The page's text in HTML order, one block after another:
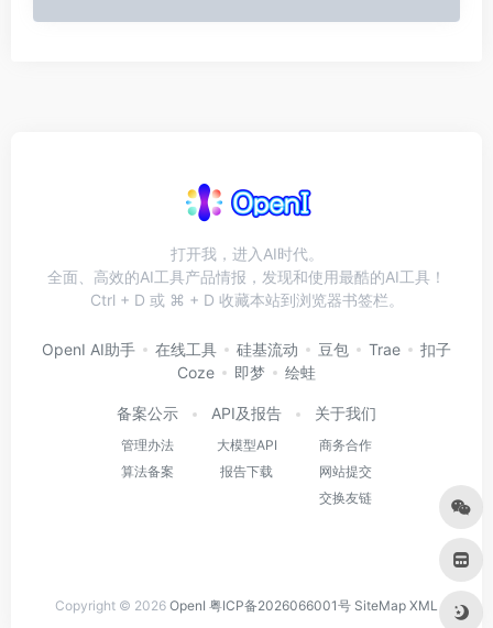
打开我，进入AI时代。
全面、高效的AI工具产品情报，发现和使用最酷的AI工具！
Ctrl + D 或 ⌘ + D 收藏本站到浏览器书签栏。
OpenI AI助手 在线工具 硅基流动 豆包 Trae
扣子
Coze
即梦 绘蛙
备案公示
管理办法
算法备案
API及报告
大模型API
报告下载
关于我们
商务合作
网站提交
交换友链
Copyright © 2026 OpenI 粤ICP备2026066001号 SiteMap XML